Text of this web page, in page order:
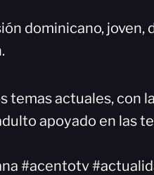
dominicano, joven,
temas actuales, con
apoyado en las
#acentotv